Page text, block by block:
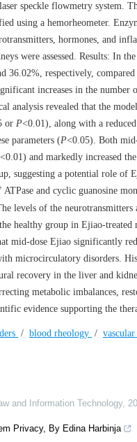
speckle flowmetry system.
using a hemorheometer.
hormones, and
were assessed. Results: In
36.02%, respectively,
increases in the
analysis revealed that the
or P<0.01), along with a
parameters (P<0.05). Both
<0.01) and markedly increased
suggesting a potential role
ATPase and cyclic guanosine
levels of the
healthy group in Ejiao-
mid-dose Ejiao significantly
microcirculatory disorders.
recovery in the liver and
metabolic imbalances,
evidence supporting the
/ blood rheology /
and Information Technology,
Privacy, By Edina Harbinja